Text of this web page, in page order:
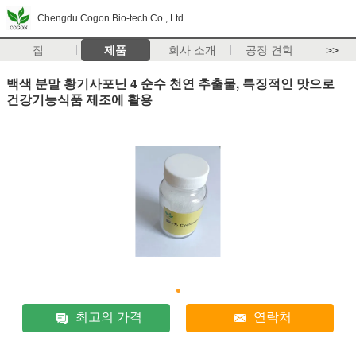
Chengdu Cogon Bio-tech Co., Ltd
집 제품 회사 소개 공장 견학 >>
백색 분말 황기사포닌 4 순수 천연 추출물, 특징적인 맛으로
건강기능식품 제조에 활용
최고의 가격 연락처